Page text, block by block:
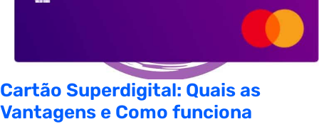
Cartão Superdigital: Quais as
Vantagens e Como funciona